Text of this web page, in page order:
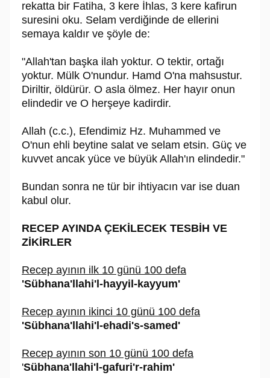
rekatta bir Fatiha, 3 kere İhlas, 3 kere kafirun
suresini oku. Selam verdiğinde de ellerini
semaya kaldır ve şöyle de:
"Allah'tan başka ilah yoktur. O tektir, ortağı
yoktur. Mülk O'nundur. Hamd O'na mahsustur.
Diriltir, öldürür. O asla ölmez. Her hayır onun
elindedir ve O herşeye kadirdir.
Allah (c.c.), Efendimiz Hz. Muhammed ve
O'nun ehli beytine salat ve selam etsin. Güç ve
kuvvet ancak yüce ve büyük Allah'ın elindedir."
Bundan sonra ne tür bir ihtiyacın var ise duan
kabul olur.
RECEP AYINDA ÇEKİLECEK TESBİH VE
ZİKİRLER
Recep ayının ilk 10 günü 100 defa
'Sübhana'llahi'l-hayyil-kayyum'
Recep ayının ikinci 10 günü 100 defa
'Sübhana'llahi'l-ehadi's-samed'
Recep ayının son 10 günü 100 defa
'Sübhana'llahi'l-gafuri'r-rahim'